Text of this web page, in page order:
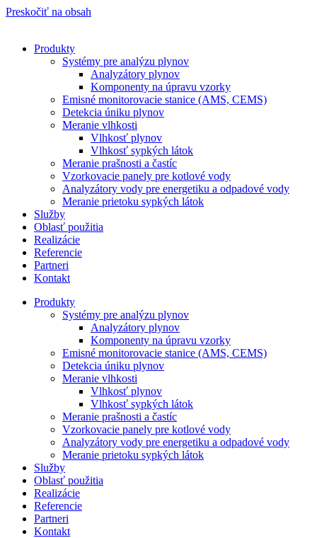
Preskočiť na obsah
Produkty
Systémy pre analýzu plynov
Analyzátory plynov
Komponenty na úpravu vzorky
Emisné monitorovacie stanice (AMS, CEMS)
Detekcia úniku plynov
Meranie vlhkosti
Vlhkosť plynov
Vlhkosť sypkých látok
Meranie prašnosti a častíc
Vzorkovacie panely pre kotlové vody
Analyzátory vody pre energetiku a odpadové vody
Meranie prietoku sypkých látok
Služby
Oblasť použitia
Realizácie
Referencie
Partneri
Kontakt
Produkty
Systémy pre analýzu plynov
Analyzátory plynov
Komponenty na úpravu vzorky
Emisné monitorovacie stanice (AMS, CEMS)
Detekcia úniku plynov
Meranie vlhkosti
Vlhkosť plynov
Vlhkosť sypkých látok
Meranie prašnosti a častíc
Vzorkovacie panely pre kotlové vody
Analyzátory vody pre energetiku a odpadové vody
Meranie prietoku sypkých látok
Služby
Oblasť použitia
Realizácie
Referencie
Partneri
Kontakt